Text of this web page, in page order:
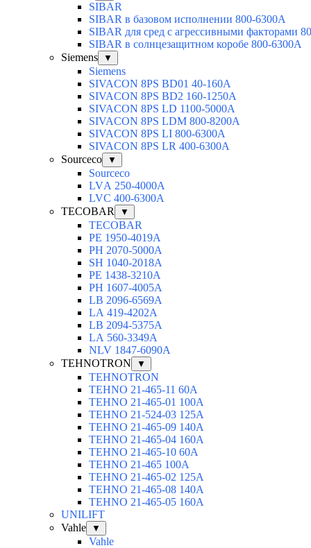
SIBAR
SIBAR в базовом исполнении 800-6300А
SIBAR для сред с агрессивными факторами
SIBAR в солнцезащитном коробе 800-6300А
Siemens
▼
Siemens
SIVACON 8PS BD01 40-160A
SIVACON 8PS BD2 160-1250A
SIVACON 8PS LD 1100-5000A
SIVACON 8PS LDM 800-8200A
SIVACON 8PS LI 800-6300A
SIVACON 8PS LR 400-6300A
Sourceco
▼
Sourceco
LVА 250-4000А
LVС 400-6300А
TECOBAR
▼
TECOBAR
РЕ 1950-4019А
РН 2070-5000А
SН 1040-2018А
РЕ 1438-3210А
РН 1607-4005А
LB 2096-6569A
LА 419-4202А
LВ 2094-5375А
LА 560-3349А
NLV 1847-6090А
TEHNOTRON
▼
TEHNOTRON
TEHNO 21-465-11 60A
TEHNO 21-465-01 100A
TEHNO 21-524-03 125A
TEHNO 21-465-09 140A
TEHNO 21-465-04 160A
TEHNO 21-465-10 60A
TEHNO 21-465 100A
TEHNO 21-465-02 125А
TEHNO 21-465-08 140A
TEHNO 21-465-05 160A
UNILIFT
Vahle
▼
Vahle